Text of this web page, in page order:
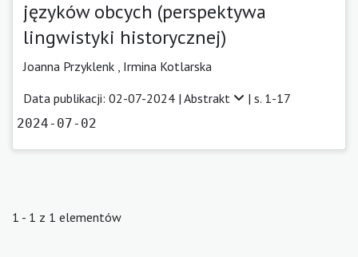
języków obcych (perspektywa
lingwistyki historycznej)
Joanna Przyklenk Irmina Kotlarska
Data publikacji: 02-07-2024 | Abstrakt | s. 1-17
2024-07-02
1 - 1 z 1 elementów